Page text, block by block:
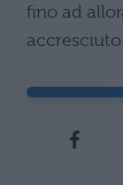
fino ad